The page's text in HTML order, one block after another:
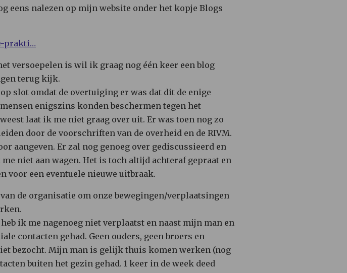
eens nalezen op mijn website onder het kopje Blogs
prakti…
versoepelen is wil ik graag nog één keer een blog
terug kijk.
slot omdat de overtuiging er was dat dit de enige
enigszins konden beschermen tegen het
laat ik me niet graag over uit. Er was toen nog zo
door de voorschriften van de overheid en de RIVM.
aangeven. Er zal nog genoeg over gediscussieerd en
niet aan wagen. Het is toch altijd achteraf gepraat en
voor een eventuele nieuwe uitbraak.
de organisatie om onze bewegingen/verplaatsingen
ik me nagenoeg niet verplaatst en naast mijn man en
contacten gehad. Geen ouders, geen broers en
bezocht. Mijn man is gelijk thuis komen werken (nog
buiten het gezin gehad. 1 keer in de week deed